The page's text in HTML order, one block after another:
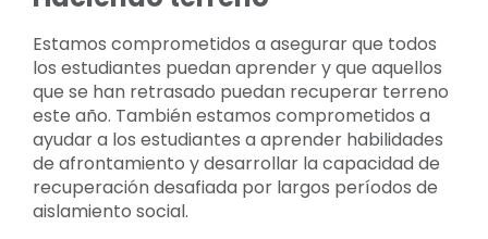
Estamos comprometidos a asegurar que todos
los estudiantes puedan aprender y que aquellos
que se han retrasado puedan recuperar terreno
este año. También estamos comprometidos a
ayudar a los estudiantes a aprender habilidades
de afrontamiento y desarrollar la capacidad de
recuperación desafiada por largos períodos de
aislamiento social.